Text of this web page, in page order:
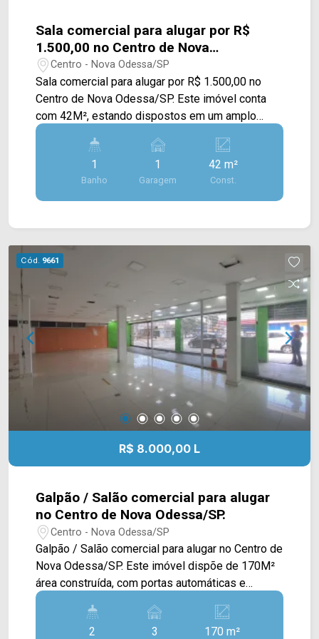
Sala comercial para alugar por R$
1.500,00 no Centro de Nova
Odessa/SP.
Centro - Nova Odessa/SP
Sala comercial para alugar por R$ 1.500,00 no
Centro de Nova Odessa/SP. Este imóvel conta
com 42M², estando dispostos em um amplo
espaço no Centro da cidade. > 01 banheiro; > 01
vaga rotativa. Localização privilegiada, próximo a
Av. Ampélio Gazzetta, Av. Brasil. Esta região
conta com restaurantes, farmácias, mercado e
bancos. Entre em contato com a equipe da Arbix
Presente em cada mudança!
1
Banho
1
Garagem
42 m²
Const.
Cód. 9661
R$ 8.000,00 L
Galpão / Salão comercial para alugar
no Centro de Nova Odessa/SP.
Centro - Nova Odessa/SP
Galpão / Salão comercial para alugar no Centro de
Nova Odessa/SP. Este imóvel dispõe de 170M²
área construída, com portas automáticas e
localizado em um excelente ponto da cidade,
oferece a possibilidade de locação de mais 03
salas no piso superior, com entrada
2 3 170 m²